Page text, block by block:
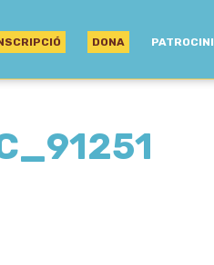
DONA PATROCINI